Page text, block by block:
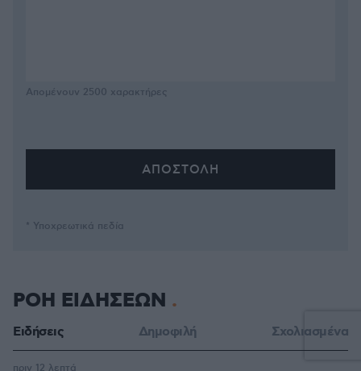
Απομένουν 2500 χαρακτήρες
* Υποχρεωτικά πεδία
ΡΟΗ ΕΙΔΗΣΕΩΝ
Ειδήσεις Δημοφιλή Σχολιασμένα
πριν 12 λεπτά